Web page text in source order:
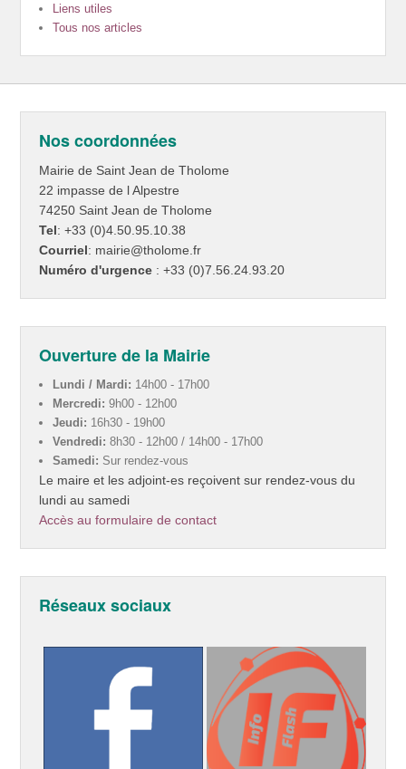
Liens utiles
Tous nos articles
Nos coordonnées
Mairie de Saint Jean de Tholome
22 impasse de l Alpestre
74250 Saint Jean de Tholome
Tel: +33 (0)4.50.95.10.38
Courriel: mairie@tholome.fr
Numéro d'urgence : +33 (0)7.56.24.93.20
Ouverture de la Mairie
Lundi / Mardi: 14h00 - 17h00
Mercredi: 9h00 - 12h00
Jeudi: 16h30 - 19h00
Vendredi: 8h30 - 12h00 / 14h00 - 17h00
Samedi: Sur rendez-vous
Le maire et les adjoint-es reçoivent sur rendez-vous du
lundi au samedi
Accès au formulaire de contact
Réseaux sociaux